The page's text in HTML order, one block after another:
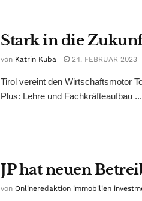
Stark in die
von Katrin Kuba 24. FEBRUAR 2023
Tirol vereint den Wirtschaftsmotor
Plus: Lehre und Fachkräfteaufbau ...
JP hat neuen
von Onlineredaktion immobilien